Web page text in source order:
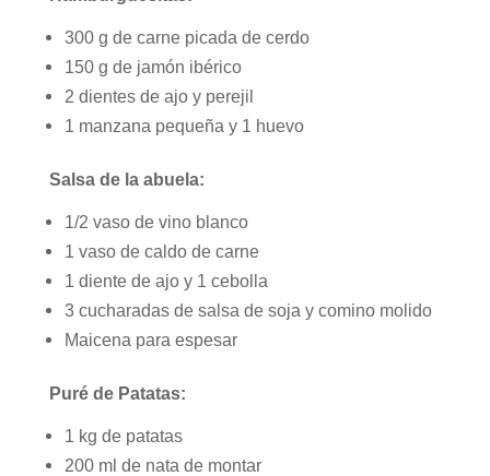
300 g de carne picada de cerdo
150 g de jamón ibérico
2 dientes de ajo y perejil
1 manzana pequeña y 1 huevo
Salsa de la abuela:
1/2 vaso de vino blanco
1 vaso de caldo de carne
1 diente de ajo y 1 cebolla
3 cucharadas de salsa de soja y comino molido
Maicena para espesar
Puré de Patatas:
1 kg de patatas
200 ml de nata de montar